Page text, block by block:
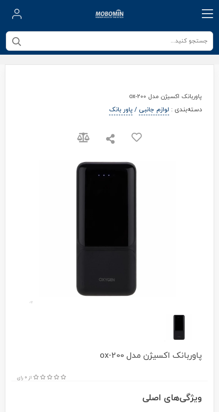
پاوربانک اکسیژن مدل ox-200
دسته‌بندی : لوازم جانبی /پاور بانک
پاوربانک اکسیژن مدل ox-200
از 0 رای
ویژگی‌های اصلی